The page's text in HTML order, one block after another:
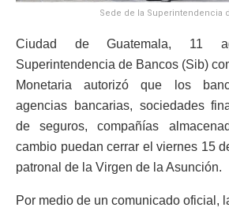
Sede de la Superintendencia
Ciudad de Guatemala, 11
Superintendencia de Bancos (Sib)
Monetaria autorizó que los
agencias bancarias, sociedades
de seguros, compañías
cambio puedan cerrar el viernes 15
patronal de la Virgen de la Asunción.
Por medio de un comunicado oficial,